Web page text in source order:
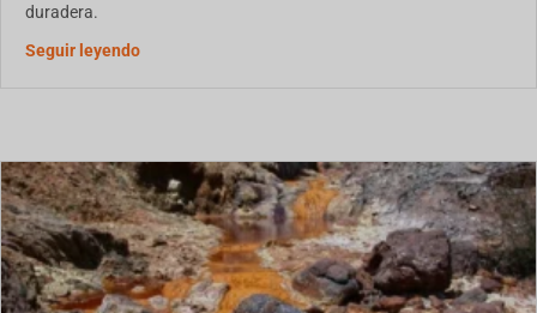
duradera.
Seguir leyendo«Con el biopolímero de MetaFLO, los residuos